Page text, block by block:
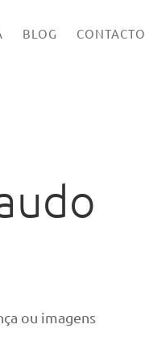
BLOG CONTACTO
ou imagens